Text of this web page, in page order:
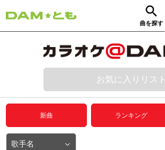
曲を探す
動画からさがす
ログイン
プレミアムサービス
DAM★とも動画
お気に入りリスト
新曲 ランキング